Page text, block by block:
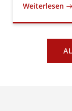
Weiterlesen